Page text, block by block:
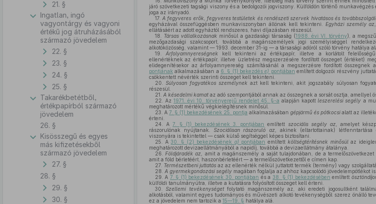
21. §
Ingatlan, ingó
vagyontárgy és vagyoni
értékű jog átruházásából
származó jövedelem
22. §
23. §
24. §
25. §
Takarékbetétből,
értékpapírból származó
jövedelem
26. §
Kisösszegű és egyes
más kifizetésekből
származó jövedelem
27. §
28. §
29. §
30. §
járó szövetkezeti tagsági viszony és a bedolgozói jogviszony. Külföldön történő
joga az irányadó.
17. A fegyveres erők, fegyveres testületek és rendészeti szervek hivatásos és
egyházával összefüggésben munkaviszonyban állónak kell tekinteni. Egyházi személy az,
ellátásáért az adott egyháztól rendszeres, havi díjazásban részesül.
18.
Társas vállalkozásnak minősül a gazdasági társaság (1988. évi VI. törvény), a
mezőgazdasági szakcsoport, továbbá a magánszemélyek jogi személyiséggel
alkotóközösség, valamint — 1993. december 31-ig — a társasági adóról szóló törvény hatálya
19.
Árfolyamnyereségnek kell tekinteni az értékpapír, illetve a korlátolt
ellenértéknek az értékpapír, illetve üzletrész megszerzésére fordított összeget (értéket)
elidegenítésekor az árfolyamnyereség számításánál a megszerzésre fordított
pontjának alkalmazásában a 6. § (1) bekezdése) pontjában említett dolgozói részvény
csökkentett névérték szerinti összeget kell tekinteni.
20.
Súlyosan fogyatékos személynek azt kell tekinteni, akit jogszabály súlyosan
részesül.
21. A késedelmi kamataz adó szempontjából annak az összegnek a sorsát osztja, amellyel
22.
Az1971. évi 10. törvényerejű rendelet 45. §-a alapján kapottleszerelési segély a
meghatározott mértékű végkielégítésnek minősül.
23. A 7. § (1) bekezdésének 25. pontja alkalmazásában gépjármű és pótkocsialatt az
érteni.
24.
A 7. § (1) bekezdésének 3. pontjában említett szociális segély az,
amelyet
rászorulónak nyújtanak. Szociálisan rászoruló az,
akinek (eltartottainak)
viszonyára is tekintettel — csak külső segítséggel képes biztosítani.
25.
A30. § (2) bekezdésének a) pontjában említett költségtérítésnek minősülaz
meghatározott devizaellátmányából a napidíj, továbbá a devizaellátmány átalánya.
26.
Földjáradék az,
amit a magánszemély a saját tulajdonában, de a
amit a föld bérletéért, haszonbérletéért — a termelőszövetkezettől e címen kap.
27. Természetbeni juttatásaz az ellenérték nélkül juttatott termék (termény) vagy
28. A gyermekgondozási segélymagában foglalja az ahhoz kapcsolódó jövedelempótlékot is.
29. A 7. § (1) bekezdésének 30. pontjában és a38. § (1) bekezdésében említett
külföldi tanulmányútra, illetve a kutatásra folyósított összeget kell érteni.
30.
Szellemi tevékenységetfolytató magánszemély az, aki eredeti jogosultként
alkotásból, valamint egyes tudományos és művészeti alkotó tevékenységből szerez önálló
ez a jövedelem nem tartozik a 15—19. § hatálya alá.